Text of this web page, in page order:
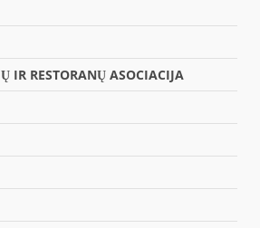
IR RESTORANŲ ASOCIACIJA